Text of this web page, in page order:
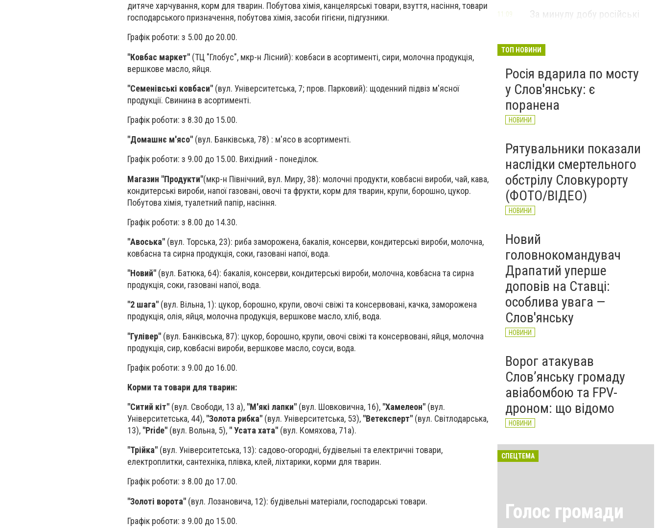
дитяче харчування, корм для тварин. Побутова хімія, канцелярські товари, взуття, насіння, товари
господарського призначення, побутова хімія, засоби гігієни, підгузники.
Графік роботи: з 5.00 до 20.00.
"Ковбас маркет" (ТЦ "Глобус", мкр-н Лісний): ковбаси в асортименті, сири, молочна продукція,
вершкове масло, яйця.
"Семенівські ковбаси" (вул. Університетська, 7; пров. Парковий): щоденний підвіз м'ясної
продукції. Свинина в асортименті.
Графік роботи: з 8.30 до 15.00.
"Домашнє м'ясо" (вул. Банківська, 78) : м'ясо в асортименті.
Графік роботи: з 9.00 до 15.00. Вихідний - понеділок.
Магазин "Продукти"(мкр-н Північний, вул. Миру, 38): молочні продукти, ковбасні вироби, чай, кава,
кондитерські вироби, напої газовані, овочі та фрукти, корм для тварин, крупи, борошно, цукор.
Побутова хімія, туалетний папір, насіння.
Графік роботи: з 8.00 до 14.30.
"Авоська" (вул. Торська, 23): риба заморожена, бакалія, консерви, кондитерські вироби, молочна,
ковбасна та сирна продукція, соки, газовані напої, вода.
"Новий" (вул. Батюка, 64): бакалія, консерви, кондитерські вироби, молочна, ковбасна та сирна
продукція, соки, газовані напої, вода.
"2 шага" (вул. Вільна, 1): цукор, борошно, крупи, овочі свіжі та консервовані, качка, заморожена
продукція, олія, яйця, молочна продукція, вершкове масло, хліб, вода.
"Гулівер" (вул. Банківська, 87): цукор, борошно, крупи, овочі свіжі та консервовані, яйця, молочна
продукція, сир, ковбасні вироби, вершкове масло, соуси, вода.
Графік роботи: з 9.00 до 16.00.
Корми та товари для тварин:
"Ситий кіт" (вул. Свободи, 13 а), "М'які лапки" (вул. Шовковична, 16), "Хамелеон" (вул.
Університетська, 44), "Золота рибка" (вул. Університетська, 53), "Ветексперт" (вул. Світлодарська,
13), "Pride" (вул. Вольна, 5), " Усата хата" (вул. Комяхова, 71а).
"Трійка" (вул. Університетська, 13): садово-огородні, будівельні та електричні товари,
електроплитки, сантехніка, плівка, клей, ліхтарики, корми для тварин.
Графік роботи: з 8.00 до 17.00.
"Золоті ворота" (вул. Лозановича, 12): будівельні матеріали, господарські товари.
Графік роботи: з 9.00 до 15.00.
За минулу добу російські
великої війни: 6 серпня
11:09
ТОП НОВИНИ
Росія вдарила по мосту
у Слов'янську: є
поранена
НОВИНИ
Рятувальники показали
наслідки смертельного
обстрілу Словкурорту
(ФОТО/ВІДЕО)
НОВИНИ
Новий
головнокомандувач
Драпатий уперше
доповів на Ставці:
особлива увага —
Слов'янську
НОВИНИ
Ворог атакував
Слов’янську громаду
авіабомбою та FPV-
дроном: що відомо
НОВИНИ
СПЕЦТЕМА
Голос громади